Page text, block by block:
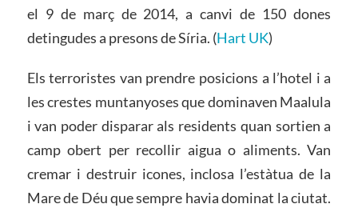
el 9 de març de 2014, a canvi de 150 dones
detingudes a presons de Síria. (Hart UK)
Els terroristes van prendre posicions a l’hotel i a
les crestes muntanyoses que dominaven Maalula
i van poder disparar als residents quan sortien a
camp obert per recollir aigua o aliments. Van
cremar i destruir icones, inclosa l’estàtua de la
Mare de Déu que sempre havia dominat la ciutat.